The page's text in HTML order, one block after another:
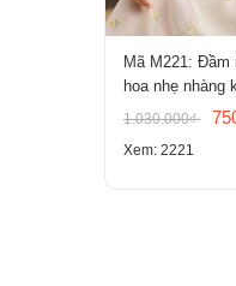
Mã M221: Đầm
hoa nhẹ nhàng
1.030.000₫
Xem: 2221